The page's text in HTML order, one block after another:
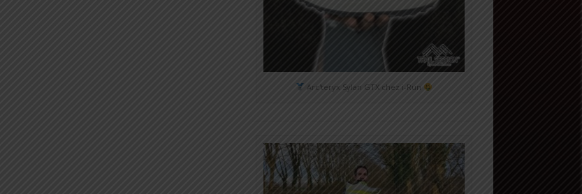
Arc'teryx Sylan GTX chez i-Run